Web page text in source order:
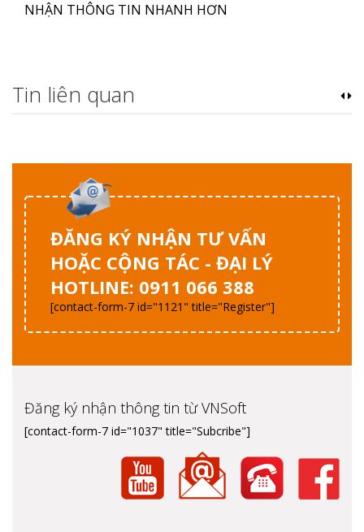
NHẬN THÔNG TIN NHANH HƠN
Tin liên quan
ĐĂNG KÝ NHẬN TƯ VẤN
HOẶC CỘNG TÁC - ĐẠI LÝ
HOTLINE: 0911 066 388
[contact-form-7 id="1121" title="Register"]
Đăng ký nhận thông tin từ VNSoft
[contact-form-7 id="1037" title="Subcribe"]